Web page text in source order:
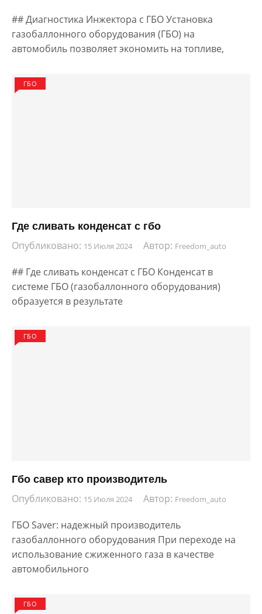
## Диагностика Инжектора с ГБО Установка
газобаллонного оборудования (ГБО) на
автомобиль позволяет экономить на топливе,
ГБО
Где сливать конденсат с гбо
Опубликовано: 15 Июля 2024 Автор: Freedom_auto
## Где сливать конденсат с ГБО Конденсат в
системе ГБО (газобаллонного оборудования)
образуется в результате
ГБО
Гбо савер кто производитель
Опубликовано: 15 Июля 2024 Автор: Freedom_auto
ГБО Saver: надежный производитель
газобаллонного оборудования При переходе на
использование сжиженного газа в качестве
автомобильного
ГБО